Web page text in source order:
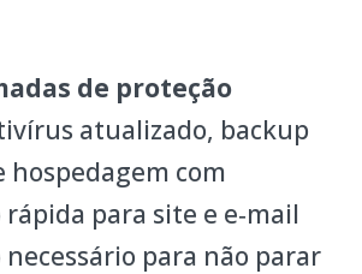
de proteção
atualizado, backup
hospedagem com
para site e e‑mail
para não parar